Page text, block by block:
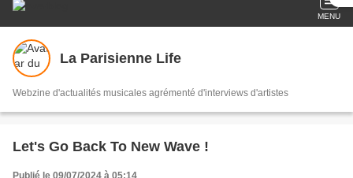
MENU
La Parisienne Life
Webzine d'actualités musicales agrémenté d'interviews d'artistes
Let's Go Back To New Wave !
Publié le 09/07/2024 à 05:14